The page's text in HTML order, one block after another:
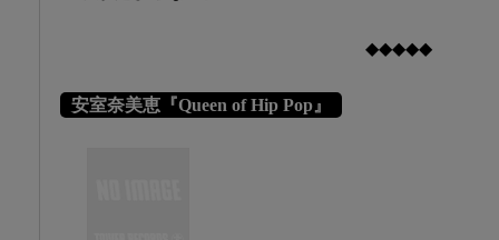
◆◆◆◆◆
安室奈美恵『Queen of Hip Pop』